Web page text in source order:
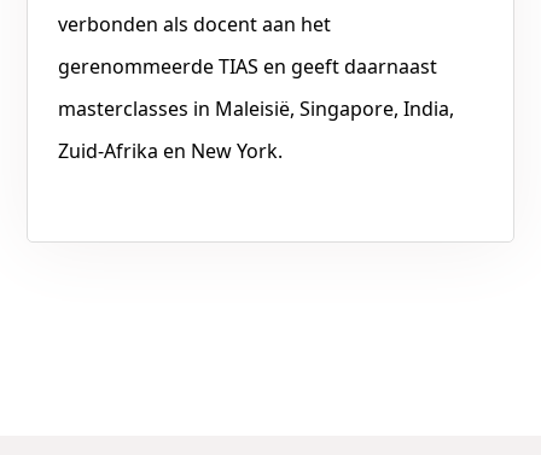
verbonden als docent aan het
gerenommeerde TIAS en geeft daarnaast
masterclasses in Maleisië, Singapore, India,
Zuid-Afrika en New York.